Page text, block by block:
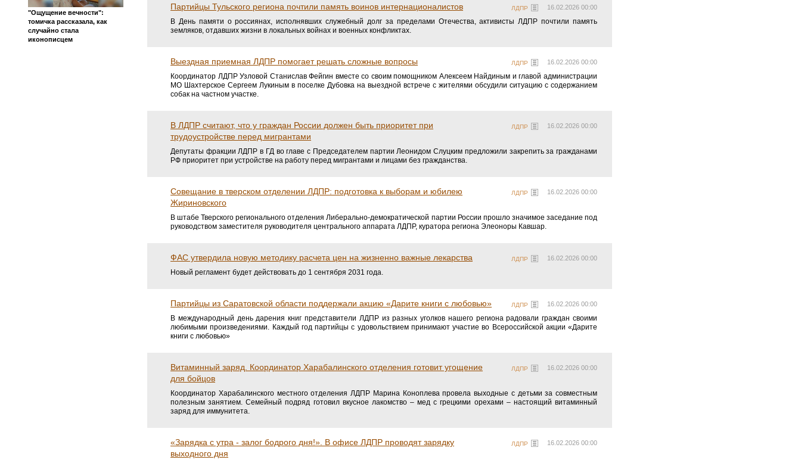
"Ощущение вечности":
томичка рассказала, как
случайно стала
иконописцем
16.02.2026 00:00
ЛДПР
Партийцы Тульского региона почтили память воинов интернационалистов
В День памяти о россиянах, исполнявших служебный долг за пределами Отечества, активисты ЛДПР почтили память
земляков, отдавших жизни в локальных войнах и военных конфликтах.
16.02.2026 00:00
ЛДПР
Выездная приемная ЛДПР помогает решать сложные вопросы
Координатор ЛДПР Узловой Станислав Фейгин вместе со своим помощником Алексеем Найдиным и главой администрации
МО Шахтерское Сергеем Лукиным в поселке Дубовка на выездной встрече с жителями обсудили ситуацию с содержанием
собак на частном участке.
16.02.2026 00:00
ЛДПР
В ЛДПР считают, что у граждан России должен быть приоритет при
трудоустройстве перед мигрантами
Депутаты фракции ЛДПР в ГД во главе с Председателем партии Леонидом Слуцким предложили закрепить за гражданами
РФ приоритет при устройстве на работу перед мигрантами и лицами без гражданства.
16.02.2026 00:00
ЛДПР
Совещание в тверском отделении ЛДПР: подготовка к выборам и юбилею
Жириновского
В штабе Тверского регионального отделения Либерально-демократической партии России прошло значимое заседание под
руководством заместителя руководителя центрального аппарата ЛДПР, куратора региона Элеоноры Кавшар.
16.02.2026 00:00
ЛДПР
ФАС утвердила новую методику расчета цен на жизненно важные лекарства
Новый регламент будет действовать до 1 сентября 2031 года.
16.02.2026 00:00
ЛДПР
Партийцы из Саратовской области поддержали акцию «Дарите книги с любовью»
В международный день дарения книг представители ЛДПР из разных уголков нашего региона радовали граждан своими
любимыми произведениями. Каждый год партийцы с удовольствием принимают участие во Всероссийской акции «Дарите
книги с любовью»
16.02.2026 00:00
ЛДПР
Витаминный заряд. Координатор Харабалинского отделения готовит угощение
для бойцов
Координатор Харабалинского местного отделения ЛДПР Марина Коноплева провела выходные с детьми за совместным
полезным занятием. Семейный подряд готовил вкусное лакомство – мед с грецкими орехами – настоящий витаминный
заряд для иммунитета.
16.02.2026 00:00
ЛДПР
«Зарядка с утра - залог бодрого дня!». В офисе ЛДПР проводят зарядку
выходного дня